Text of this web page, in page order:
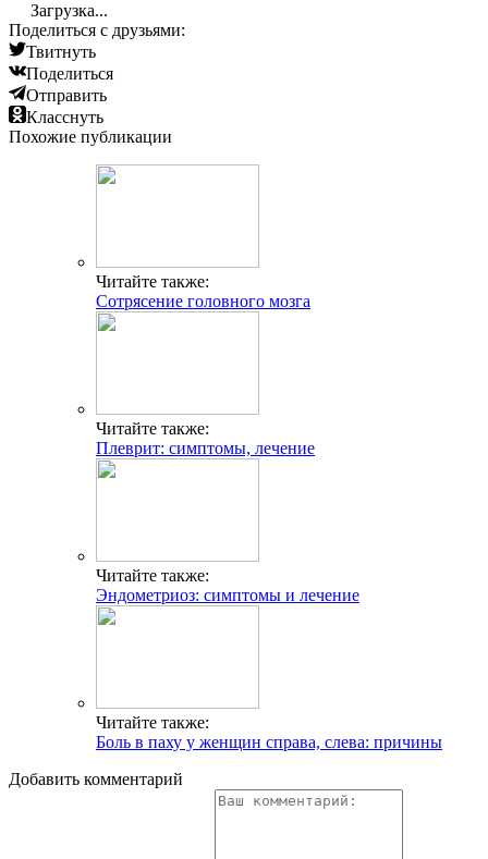
Загрузка...
Поделиться с друзьями:
Твитнуть
Поделиться
Отправить
Класснуть
Похожие публикации
Читайте также:
Сотрясение головного мозга
Читайте также:
Плеврит: симптомы, лечение
Читайте также:
Эндометриоз: симптомы и лечение
Читайте также:
Боль в паху у женщин справа, слева: причины
Добавить комментарий